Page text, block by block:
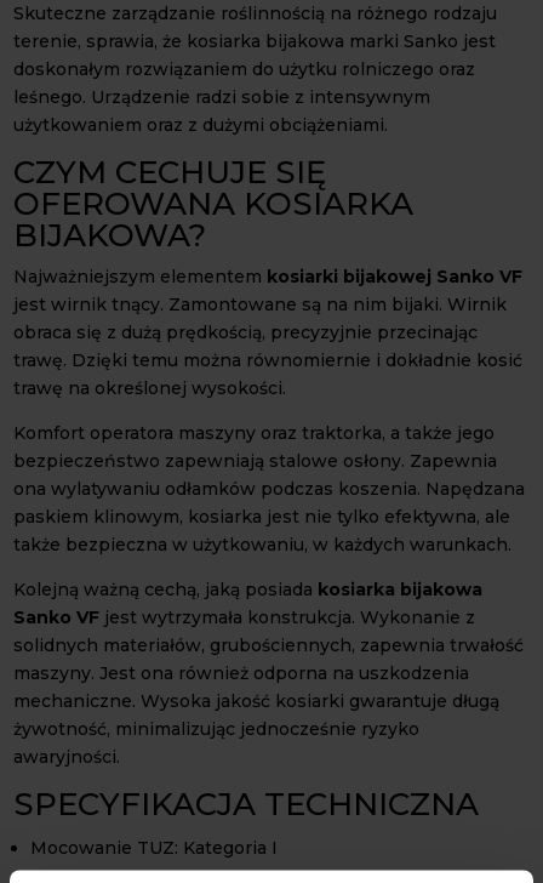
Skuteczne zarządzanie roślinnością na różnego rodzaju
terenie, sprawia, że kosiarka bijakowa marki Sanko jest
doskonałym rozwiązaniem do użytku rolniczego oraz
leśnego. Urządzenie radzi sobie z intensywnym
użytkowaniem oraz z dużymi obciążeniami.
CZYM CECHUJE SIĘ
OFEROWANA KOSIARKA
BIJAKOWA?
Najważniejszym elementem kosiarki bijakowej Sanko VF
jest wirnik tnący. Zamontowane są na nim bijaki. Wirnik
obraca się z dużą prędkością, precyzyjnie przecinając
trawę. Dzięki temu można równomiernie i dokładnie kosić
trawę na określonej wysokości.
Komfort operatora maszyny oraz traktorka, a także jego
bezpieczeństwo zapewniają stalowe osłony. Zapewnia
ona wylatywaniu odłamków podczas koszenia. Napędzana
paskiem klinowym, kosiarka jest nie tylko efektywna, ale
także bezpieczna w użytkowaniu, w każdych warunkach.
Kolejną ważną cechą, jaką posiada kosiarka bijakowa
Sanko VF jest wytrzymała konstrukcja. Wykonanie z
solidnych materiałów, grubościennych, zapewnia trwałość
maszyny. Jest ona również odporna na uszkodzenia
mechaniczne. Wysoka jakość kosiarki gwarantuje długą
żywotność, minimalizując jednocześnie ryzyko
awaryjności.
SPECYFIKACJA TECHNICZNA
Mocowanie TUZ: Kategoria I